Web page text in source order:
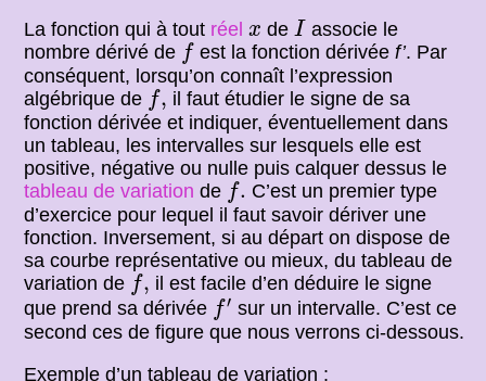
La fonction qui à tout réel x
x deI
I associe le
nombre dérivé de f
f est la fonction dérivée f’. Par
conséquent, lorsqu’on connaît l’expression
algébrique de f,
f, il faut étudier le signe de sa
fonction dérivée et indiquer, éventuellement dans
un tableau, les intervalles sur lesquels elle est
positive, négative ou nulle puis calquer dessus le
tableau de variation de f.
f. C’est un premier type
d’exercice pour lequel il faut savoir dériver une
fonction. Inversement, si au départ on dispose de
sa courbe représentative ou mieux, du tableau de
variation de f,
f, il est facile d’en déduire le signe
que prend sa dérivée f′
f′
sur un intervalle. C’est ce
second ces de figure que nous verrons ci-dessous.
Exemple d’un tableau de variation :